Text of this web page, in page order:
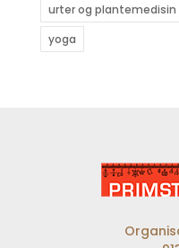
urter og plantemedisin
yoga